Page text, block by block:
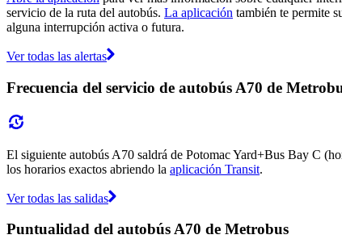
servicio de la ruta del autobús. La aplicación también te permite
alguna interrupción activa o futura.
Ver todas las alertas
Frecuencia del servicio de autobús A70 de
El siguiente autobús A70 saldrá de Potomac Yard+Bus Bay C
los horarios exactos abriendo la aplicación Transit.
Ver todas las salidas
Puntualidad del autobús A70 de Metrobus